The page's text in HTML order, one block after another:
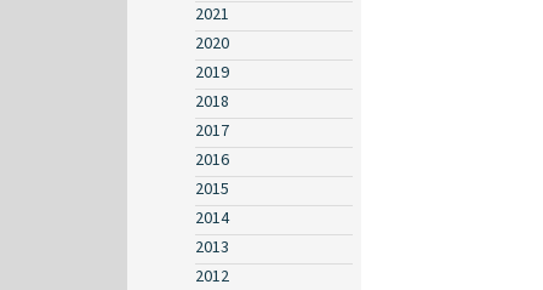
2021
2020
2019
2018
2017
2016
2015
2014
2013
2012